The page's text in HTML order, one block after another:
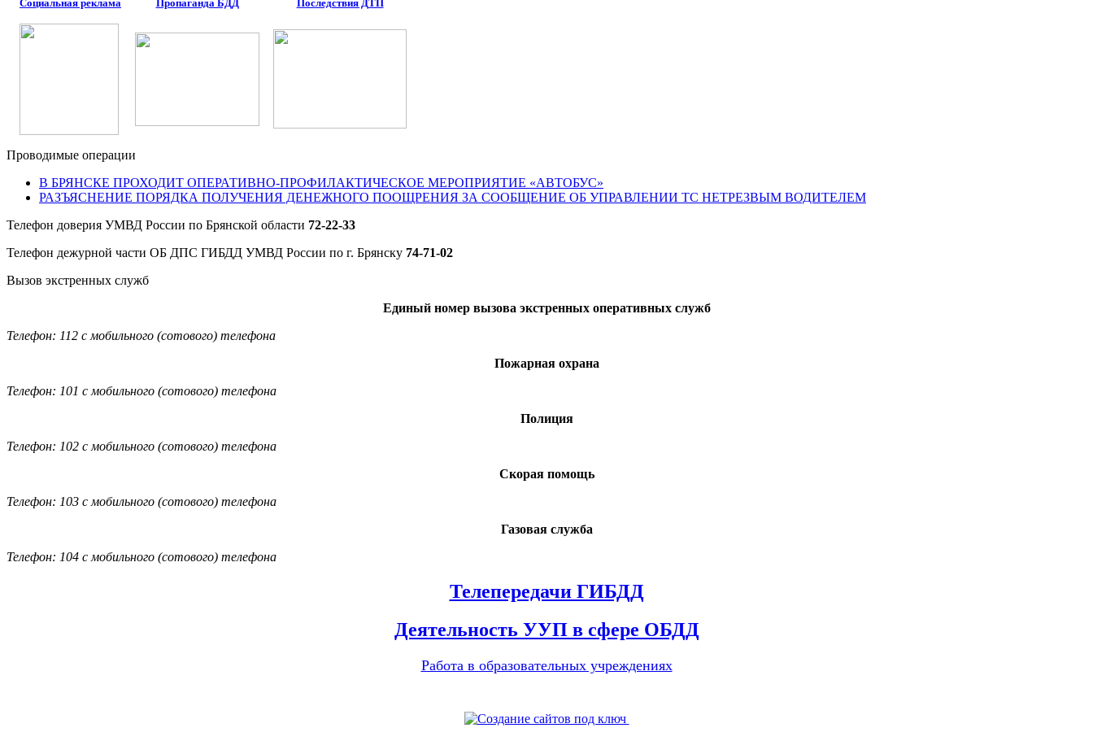
Социальная реклама Пропаганда БДД Последствия ДТП
Проводимые операции
В БРЯНСКЕ ПРОХОДИТ ОПЕРАТИВНО-ПРОФИЛАКТИЧЕСКОЕ МЕРОПРИЯТИЕ «АВТОБУС»
РАЗЪЯСНЕНИЕ ПОРЯДКА ПОЛУЧЕНИЯ ДЕНЕЖНОГО ПООЩРЕНИЯ ЗА СООБЩЕНИЕ ОБ УПРАВЛЕНИИ ТС НЕТРЕЗВЫМ ВОДИТЕЛЕМ
Телефон доверия УМВД России по Брянской области 72-22-33
Телефон дежурной части ОБ ДПС ГИБДД УМВД России по г. Брянску 74-71-02
Вызов экстренных служб
Единый номер вызова экстренных оперативных служб
Телефон: 112 с мобильного (сотового) телефона
Пожарная охрана
Телефон: 101 с мобильного (сотового) телефона
Полиция
Телефон: 102 с мобильного (сотового) телефона
Скорая помощь
Телефон: 103 с мобильного (сотового) телефона
Газовая служба
Телефон: 104 с мобильного (сотового) телефона
Телепередачи ГИБДД
Деятельность УУП в сфере ОБДД
Работа в образовательных учреждениях